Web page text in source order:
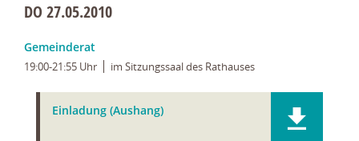
DO 27.05.2010
Gemeinderat
19:00-21:55 Uhr im Sitzungssaal des Rathauses
Einladung (Aushang)